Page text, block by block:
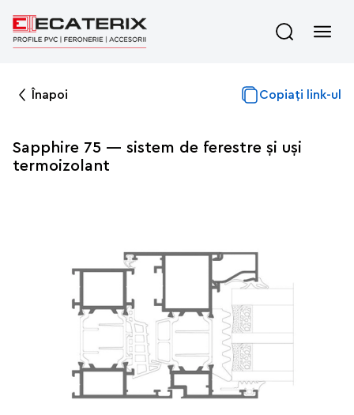
Înapoi Copiați link-ul
Sapphire 75 — sistem de ferestre și uși
termoizolant